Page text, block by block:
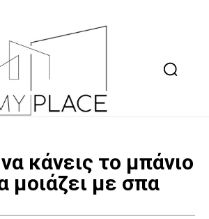
κάνεις το μπάνιο
μοιάζει με σπα